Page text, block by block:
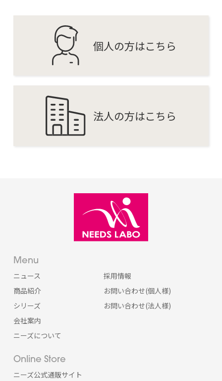
個人の方はこちら
法人の方はこちら
Menu
ニュース
商品紹介
シリーズ
会社案内
ニーズについて
採用情報
お問い合わせ(個人様)
お問い合わせ(法人様)
Online Store
ニーズ公式通販サイト